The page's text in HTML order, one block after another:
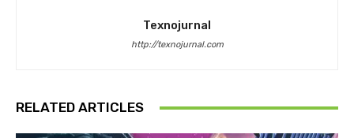
Texnojurnal
http://texnojurnal.com
RELATED ARTICLES